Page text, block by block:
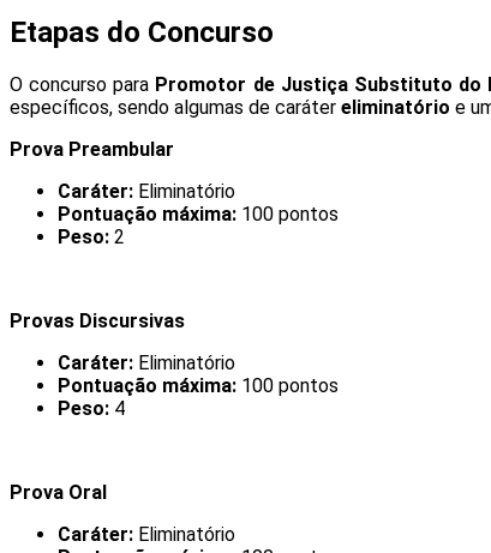
Etapas do Concurso
O concurso para Promotor de Justiça Substituto do
específicos, sendo algumas de caráter eliminatório e
Prova Preambular
Caráter: Eliminatório
Pontuação máxima: 100 pontos
Peso: 2
Provas Discursivas
Caráter: Eliminatório
Pontuação máxima: 100 pontos
Peso: 4
Prova Oral
Caráter: Eliminatório